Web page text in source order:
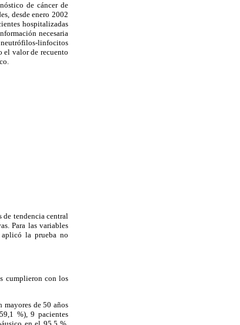
de cáncer de
desde enero 2002
hospitalizadas
necesaria
neutrófilos-linfocitos
el valor de recuento
de tendencia central
Para las variables
aplicó la prueba no
cumplieron con los
mayores de 50 años
%), 9 pacientes